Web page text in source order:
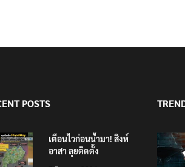
POSTS
เตือนไวก่อนน้ำมา! สิงห์
อาสา ลุยติดตั้ง